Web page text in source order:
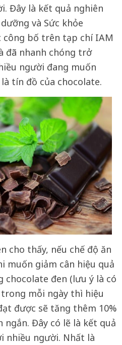
Đây là kết quả nghiên
và Sức khỏe
công bố trên tạp chí IAM
đã nhanh chóng trở
người đang muốn
tín đồ của chocolate.
cho thấy, nếu chế độ ăn
muốn giảm cân hiệu quả
chocolate đen (lưu ý là có
trong mỗi ngày thì hiệu
được sẽ tăng thêm 10%
Đây có lẽ là kết quả
nhiều người. Nhất là